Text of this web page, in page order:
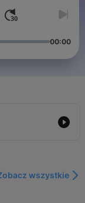
00:00
wszystkie